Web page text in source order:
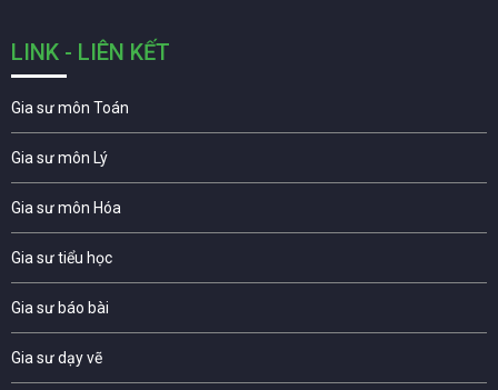
LINK - LIÊN KẾT
Gia sư môn Toán
Gia sư môn Lý
Gia sư môn Hóa
Gia sư tiểu học
Gia sư báo bài
Gia sư dạy vẽ